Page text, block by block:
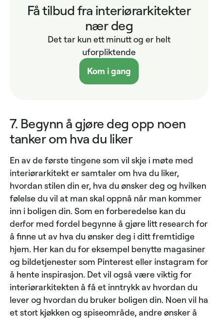
Få tilbud fra interiørarkitekter
nær deg
Det tar kun ett minutt og er helt
uforpliktende
Kom i gang
7. Begynn å gjøre deg opp noen
tanker om hva du liker
En av de første tingene som vil skje i møte med
interiørarkitekt er samtaler om hva du liker,
hvordan stilen din er, hva du ønsker deg og hvilken
følelse du vil at man skal oppnå når man kommer
inn i boligen din. Som en forberedelse kan du
derfor med fordel begynne å gjøre litt research for
å finne ut av hva du ønsker deg i ditt fremtidige
hjem. Her kan du for eksempel benytte magasiner
og bildetjenester som Pinterest eller instagram for
å hente inspirasjon. Det vil også være viktig for
interiørarkitekten å få et inntrykk av hvordan du
lever og hvordan du bruker boligen din. Noen vil ha
et stort kjøkken og spiseområde, andre ønsker å